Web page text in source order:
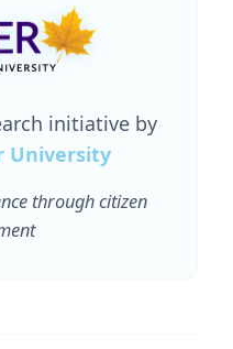
initiative by
University
through citizen